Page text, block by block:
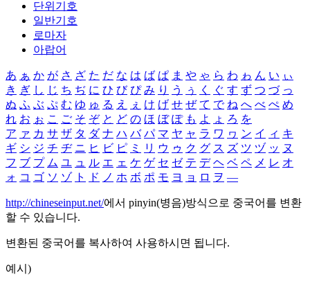
단위기호
일반기호
로마자
아랍어
あ ぁ か が さ ざ た だ な は ば ぱ ま や ゃ ら わ ゎ ん い ぃ
き ぎ し じ ち ぢ に ひ び ぴ み り う ぅ く ぐ す ず つ づ っ
ぬ ふ ぶ ぷ む ゆ ゅ る え ぇ け げ せ ぜ て で ね へ べ ぺ め
れ お ぉ こ ご そ ぞ と ど の ほ ぼ ぽ も よ ょ ろ を
ア ァ カ サ ザ タ ダ ナ ハ バ パ マ ヤ ャ ラ ワ ヮ ン イ ィ キ
ギ シ ジ チ ヂ ニ ヒ ビ ピ ミ リ ウ ゥ ク グ ス ズ ツ ヅ ッ ヌ
フ ブ プ ム ユ ュ ル エ ェ ケ ゲ セ ゼ テ デ ヘ ベ ペ メ レ オ
ォ コ ゴ ソ ゾ ト ド ノ ホ ボ ポ モ ヨ ョ ロ ヲ ―
http://chineseinput.net/에서 pinyin(병음)방식으로 중국어를 변환
할 수 있습니다.
변환된 중국어를 복사하여 사용하시면 됩니다.
예시)